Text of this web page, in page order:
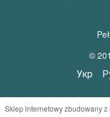
©
Укр
Sklep internetowy zbudowany